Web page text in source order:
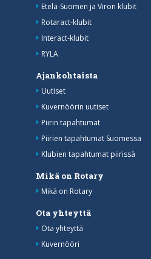
Etelä-Suomen ja Viron klubit
Rotaract-klubit
Interact-klubit
RYLA
Ajankohtaista
Uutiset
Kuvernöörin uutiset
Piirin tapahtumat
Piirien tapahtumat Suomessa
Klubien tapahtumat piirissä
Mikä on Rotary
Mikä on Rotary
Ota yhteyttä
Ota yhteyttä
Kuvernööri